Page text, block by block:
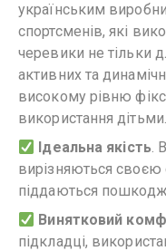
українським
спортсменів, які
черевики не тільки
активних та
високому рівню
використання дітьми.
Ідеальна якість.
вирізняються своєю
піддаються
Винятковий
підкладці,